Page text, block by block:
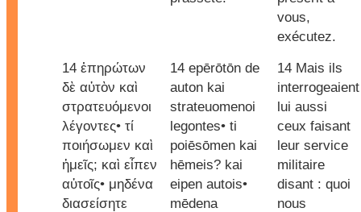
vous,
exécutez.
14 ἐπηρώτων
δὲ αὐτὸν καὶ
στρατευόμενοι
λέγοντες• τί
ποιήσωμεν καὶ
ἡμεῖς; καὶ εἶπεν
αὐτοῖς• μηδένα
διασείσητε
14 epērōtōn de
auton kai
strateuomenoi
legontes• ti
poiēsōmen kai
hēmeis? kai
eipen autois•
mēdena
14 Mais ils
interrogeaient
lui aussi
ceux faisant
leur service
militaire
disant : quoi
nous